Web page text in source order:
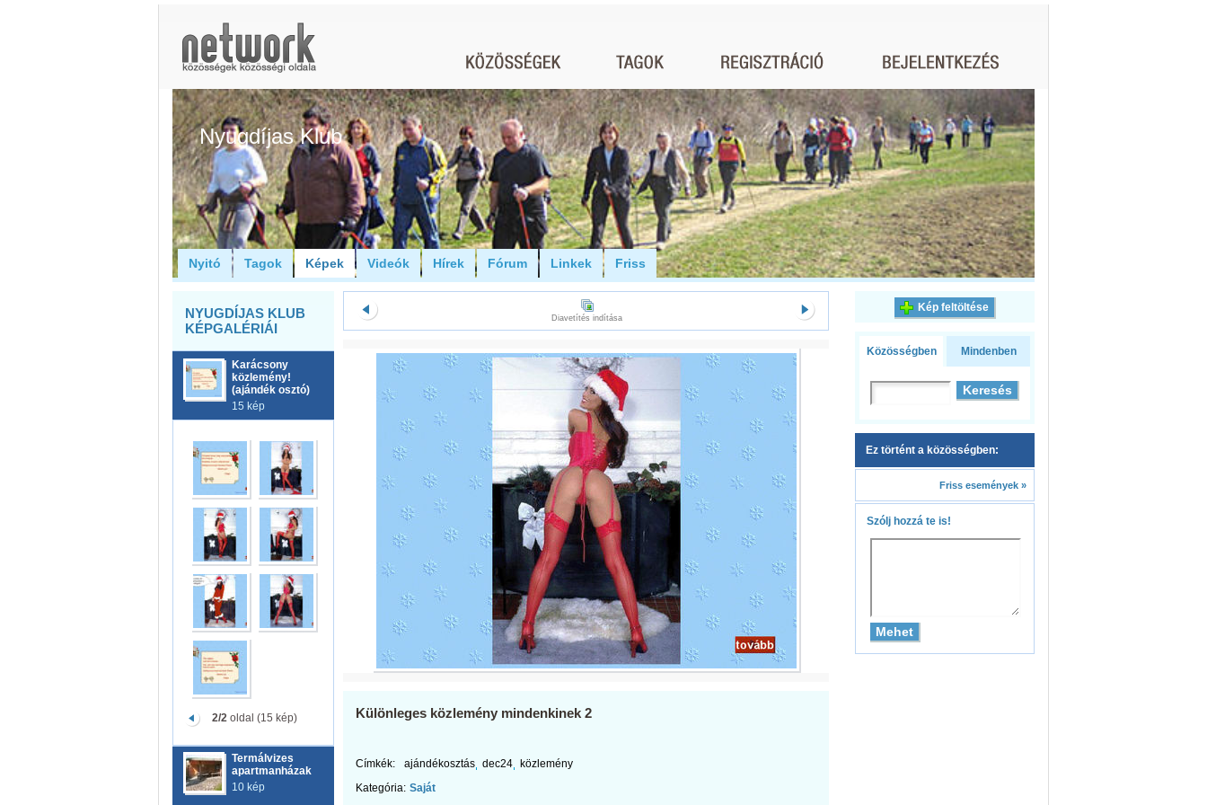
Nyugdíjas Klub
Nyitó Tagok Képek Videók Hírek Fórum Linkek Friss
NYUGDÍJAS KLUB
KÉPGALÉRIÁI
Karácsony
közlemény!
(ajándék osztó)
15 kép
2/2oldal (15 kép)
Termálvizes
apartmanházak
10 kép
Diavetítés indítása
Különleges közlemény mindenkinek 2
Címkék: ajándékosztás dec24
közlemény
Kategória: Saját
Kép feltöltése
Közösségben Mindenben
Ez történt a közösségben:
Friss események »
Szólj hozzá te is!